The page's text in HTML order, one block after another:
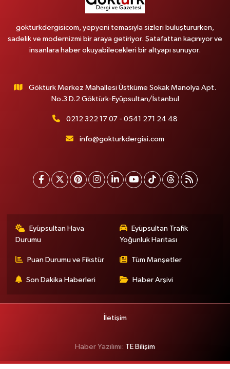
gokturkdergisicom, yepyeni temasıyla sizleri buluştururken,
sadelik ve modernizmi bir araya getiriyor. Şatafattan kaçınıyor ve
insanlara haber okuyabilecekleri bir altyapı sunuyor.
Göktürk Merkez Mahallesi Üstküme Sokak Manolya Apt.
No.3 D.2 Göktürk-Eyüpsultan/İstanbul
0212 322 17 07 - 0541 271 24 48
info@gokturkdergisi.com
Eyüpsultan Hava
Durumu
Eyüpsultan Trafik
Yoğunluk Haritası
Puan Durumu ve Fikstür Tüm Manşetler
Son Dakika Haberleri Haber Arşivi
İletişim
Haber Yazılımı: TE Bilişim